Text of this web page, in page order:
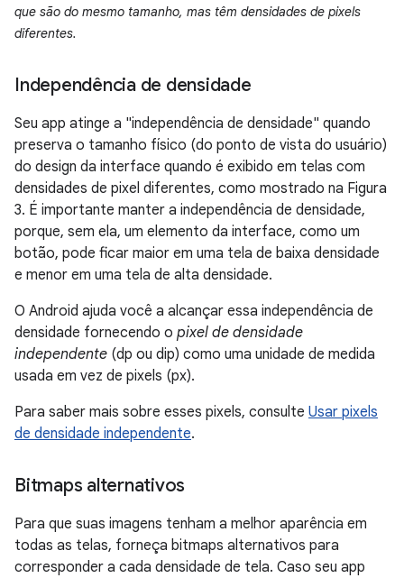
que são do mesmo tamanho, mas têm densidades de pixels
diferentes.
Independência de densidade
Seu app atinge a "independência de densidade" quando
preserva o tamanho físico (do ponto de vista do usuário)
do design da interface quando é exibido em telas com
densidades de pixel diferentes, como mostrado na Figura
3. É importante manter a independência de densidade,
porque, sem ela, um elemento da interface, como um
botão, pode ficar maior em uma tela de baixa densidade
e menor em uma tela de alta densidade.
O Android ajuda você a alcançar essa independência de
densidade fornecendo o pixel de densidade
independente (dp ou dip) como uma unidade de medida
usada em vez de pixels (px).
Para saber mais sobre esses pixels, consulte Usar pixels
de densidade independente.
Bitmaps alternativos
Para que suas imagens tenham a melhor aparência em
todas as telas, forneça bitmaps alternativos para
corresponder a cada densidade de tela. Caso seu app